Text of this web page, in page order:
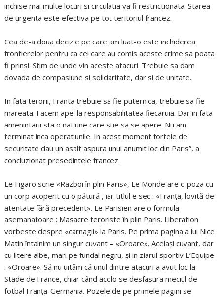
inchise mai multe locuri si circulatia va fi restrictionata. Starea
de urgenta este efectiva pe tot teritoriul francez.
Cea de-a doua decizie pe care am luat-o este inchiderea
frontierelor pentru ca cei care au comis aceste crime sa poata
fi prinsi. Stim de unde vin aceste atacuri. Trebuie sa dam
dovada de compasiune si solidaritate, dar si de unitate..
In fata terorii, Franta trebuie sa fie puternica, trebuie sa fie
mareata. Facem apel la responsabilitatea fiecaruia. Dar in fata
amenintarii sta o natiune care stie sa se apere. Nu am
terminat inca operatiunile. In acest moment fortele de
securitate dau un asalt aspura unui anumit loc din Paris”, a
concluzionat presedintele francez.
Le Figaro scrie «Razboi în plin Paris», Le Monde are o poza cu
un corp acoperit cu o pătură , iar titlul e sec : «Franţa, lovită de
atentate fără precedent». Le Parisien are o formula
asemanatoare : Masacre teroriste în plin Paris. Liberation
vorbeste despre «carnagii» la Paris. Pe prima pagina a lui Nice
Matin întalnim un singur cuvant – «Oroare». Acelaşi cuvant, dar
cu litere albe, mari pe fundal negru, şi in ziarul sportiv L’Equipe
: «Oroare». Să nu uităm că unul dintre atacuri a avut loc la
Stade de France, chiar când acolo se desfasura meciul de
fotbal Franţa-Germania. Pozele de pe primele pagini se